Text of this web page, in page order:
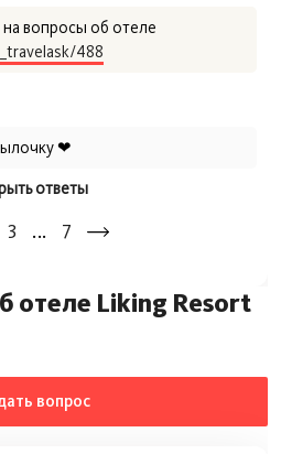
вопросы об отеле
488
❤
ответы
3 ... 7
отеле Liking Resort
вопрос